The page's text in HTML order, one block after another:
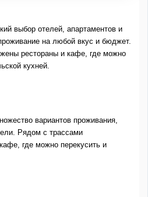
выбор отелей, апартаментов и
на любой вкус и бюджет.
рестораны и кафе, где можно
кухней.
вариантов проживания,
Рядом с трассами
где можно перекусить и